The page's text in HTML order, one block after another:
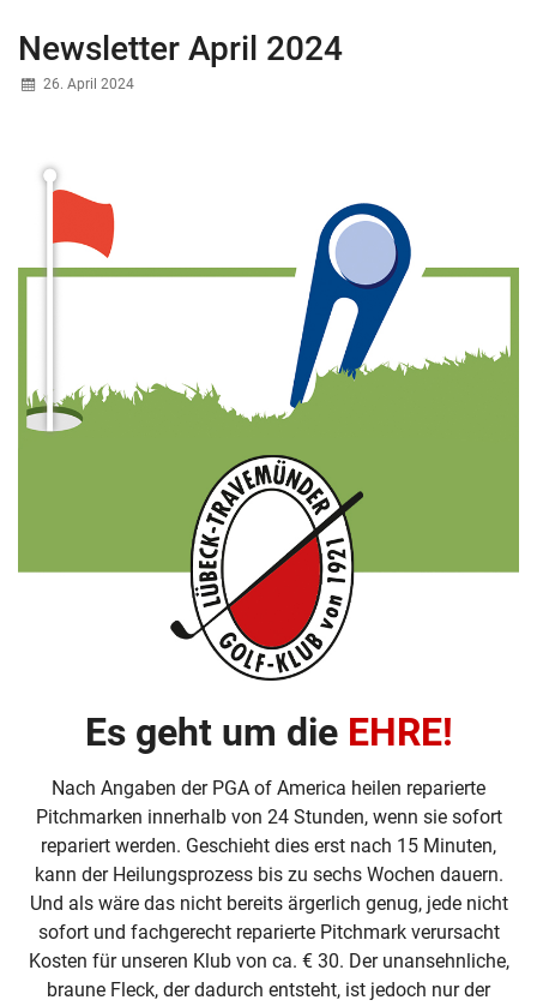
Newsletter April 2024
26. April 2024
Es geht um die EHRE!
Nach Angaben der PGA of America heilen reparierte
Pitchmarken innerhalb von 24 Stunden, wenn sie sofort
repariert werden. Geschieht dies erst nach 15 Minuten,
kann der Heilungsprozess bis zu sechs Wochen dauern.
Und als wäre das nicht bereits ärgerlich genug, jede nicht
sofort und fachgerecht reparierte Pitchmark verursacht
Kosten für unseren Klub von ca. € 30. Der unansehnliche,
braune Fleck, der dadurch entsteht, ist jedoch nur der